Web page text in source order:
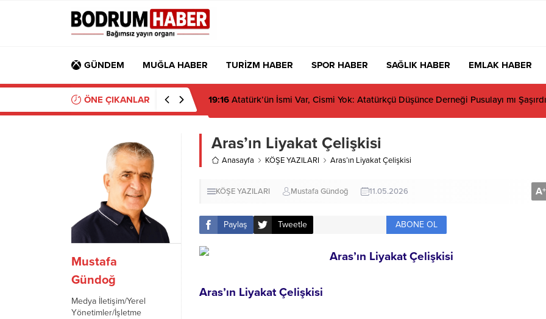
GÜNDEM MUĞLA HABER TURİZM HABER SPOR HABER SAĞLIK HABER EMLAK HABER
ÖNE ÇIKANLAR 07:58Ahmet Aras neden CHP’den istifa etmiyor?
Mustafa
Gündoğ
Medya İletişim/Yerel
Yönetimler/İşletme
Aras’ın Liyakat Çelişkisi
Anasayfa KÖŞE YAZILARI Aras’ın Liyakat Çelişkisi
KÖŞE YAZILARI Mustafa Gündoğ 11.05.2026 A+
Paylaş Tweetle ABONE OL
Aras’ın Liyakat Çelişkisi